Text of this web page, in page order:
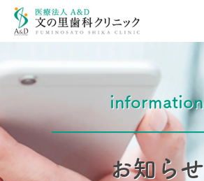
information
お知らせ